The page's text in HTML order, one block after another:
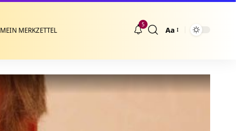
MEIN MERKZETTEL
5
Größenänderung
Aa